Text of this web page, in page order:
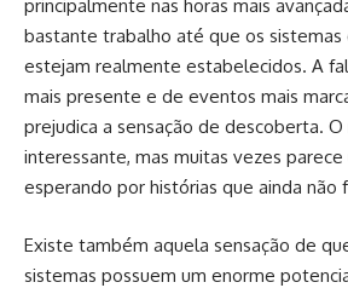
principalmente nas horas mais
bastante trabalho até que os sistemas
estejam realmente estabelecidos. A
mais presente e de eventos mais
prejudica a sensação de descoberta.
interessante, mas muitas vezes parece
esperando por histórias que ainda não
Existe também aquela sensação de
sistemas possuem um enorme